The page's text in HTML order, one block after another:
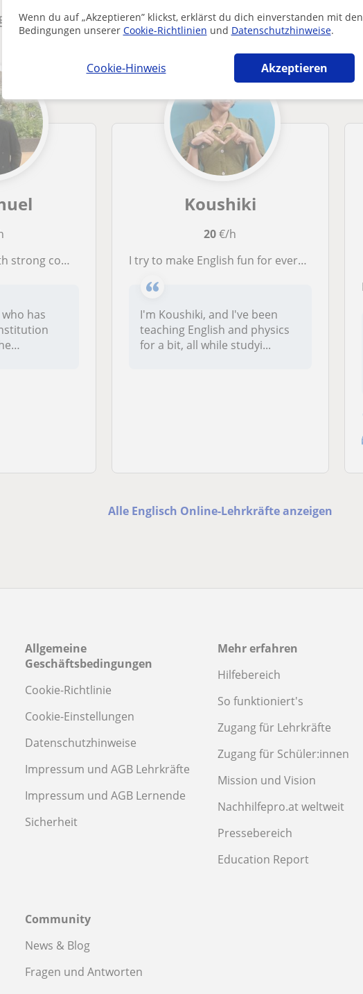
Wenn du auf „Akzeptieren” klickst, erklärst du dich einverstanden mit den
Bedingungen unserer Cookie-Richtlinien und Datenschutzhinweise.
Cookie-Hinweis Akzeptieren
die dich interessieren könnten
proven teaching experience
has
Koushiki
20€/h
I try to make English fun for everyone. The goal is to give Shakespeare a run for his money, folks!
I'm Koushiki, and I've been
teaching English and physics
for a bit, all while studyi...
Alle Englisch Online-Lehrkräfte anzeigen
Allgemeine
Geschäftsbedingungen
Cookie-Richtlinie
Cookie-Einstellungen
Datenschutzhinweise
Impressum und AGB Lehrkräfte
Impressum und AGB Lernende
Sicherheit
Mehr erfahren
Hilfebereich
So funktioniert's
Zugang für Lehrkräfte
Zugang für Schüler:innen
Mission und Vision
Nachhilfepro.at weltweit
Pressebereich
Education Report
Community
News & Blog
Fragen und Antworten